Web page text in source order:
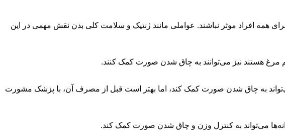
همه افراد موثر نباشند. عواملی مانند ژنتیک و سلامت کلی بدن نقش مهمی در این
مرغ هستند نیز می‌توانند به چاق شدن صورت کمک کنند.
به چاق شدن صورت کمک کند، اما بهتر است قبل از مصرف آن، با پزشک مشورت
می‌تواند به کنترل وزن و چاق شدن صورت کمک کند.